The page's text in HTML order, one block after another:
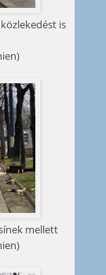
is
mellett